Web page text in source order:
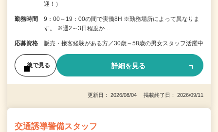
迎！）
勤務時間
9：00～19：00の間で実働8H ※勤務場所によって異なりま
す。 ※週2～3日程度か…
応募資格 販売・接客経験がある方／30歳～58歳の男女スタッフ活躍中
後で見る 詳細を見る
更新日： 2026/08/04 掲載終了日： 2026/09/11
交通誘導警備スタッフ